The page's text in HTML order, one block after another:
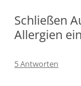
Schließen
Allergien
5 Antworten